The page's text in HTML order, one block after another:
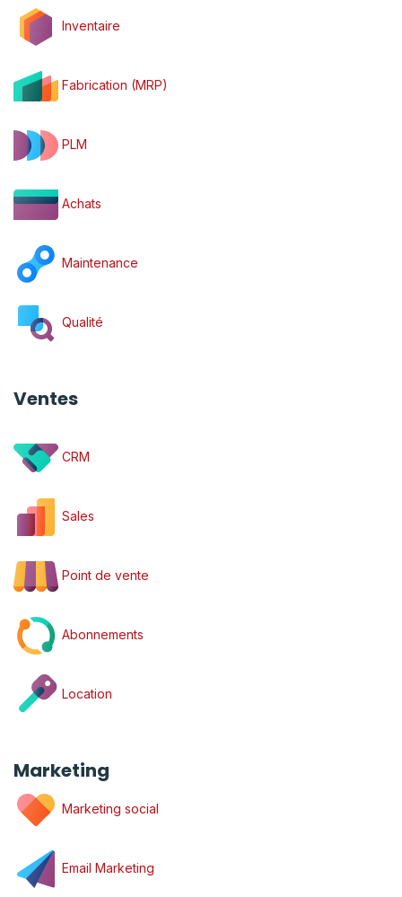
Inventaire
Fabrication (MRP)
PLM
Achats
Maintenance
Qualité
Ventes
CRM
Sales
Point de vente
Abonnements
Location
Marketing
Marketing social
Email Marketing